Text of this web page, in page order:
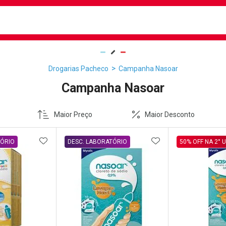
Drogarias Pacheco Campanha Nasoar
Campanha Nasoar
Maior Preço Maior Desconto
ADICIONAR AOS FAVORITOS
DESC. LABORATÓRIO ADICIONAR AOS
50% OFF NA 2°